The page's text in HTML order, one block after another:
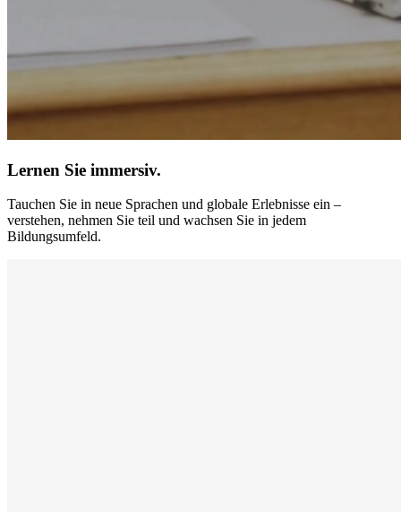
Lernen Sie immersiv.
Tauchen Sie in neue Sprachen und globale Erlebnisse ein –
verstehen, nehmen Sie teil und wachsen Sie in jedem
Bildungsumfeld.